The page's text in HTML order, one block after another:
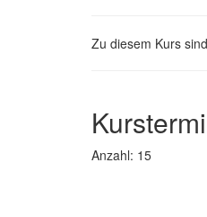
Zu diesem Kurs
Anzahl: 15